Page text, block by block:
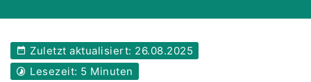
Warum wir?
Deutsch
Zuletzt aktualisiert: 26.08.2025
Lesezeit: 5 Minuten